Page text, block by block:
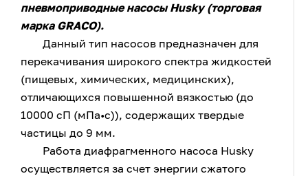
пневмоприводные насосы Husky (торговая
марка GRACO).
Данный тип насосов предназначен для
перекачивания широкого спектра жидкостей
(пищевых, химических, медицинских),
отличающихся повышенной вязкостью (до
10000 сП (мПа•с)), содержащих твердые
частицы до 9 мм.
Работа диафрагменного насоса Husky
осуществляется за счет энергии сжатого